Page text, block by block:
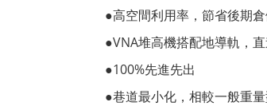
●高空間利用率，節省後期
●VNA堆高機搭配地導軌，
●100%先進先出
●巷道最小化，相較一般重